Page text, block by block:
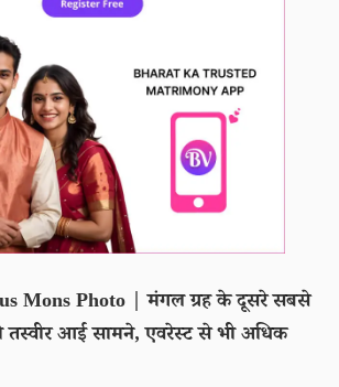
Mons Photo | मंगल ग्रह के दूसरे सबसे
तस्वीर आई सामने, एवरेस्ट से भी अधिक